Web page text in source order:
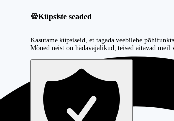
🍪Küpsiste seaded
Kasutame küpsiseid, et tagada veebilehe
Mõned neist on hädavajalikud, teised aitavad meil